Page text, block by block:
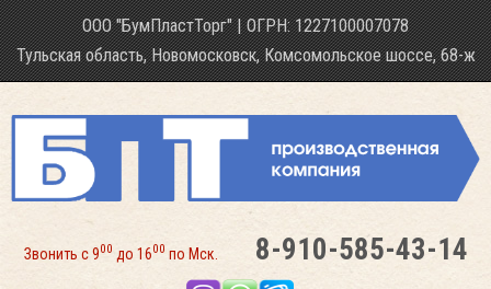
ООО "БумПластТорг" | ОГРН: 1227100007078
Тульская область, Новомосковск,Комсомольское шоссе, 68-ж
Звонить с 900 до 1600 по Мск. 8-910-585-43-14